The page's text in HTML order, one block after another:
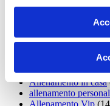
Allenamento(1.800)
Allenamento aerobico
Allenamento Braccia
Allenamento con il
Allenamento
Allenamento ibrido
Allenamento in casa
allenamento